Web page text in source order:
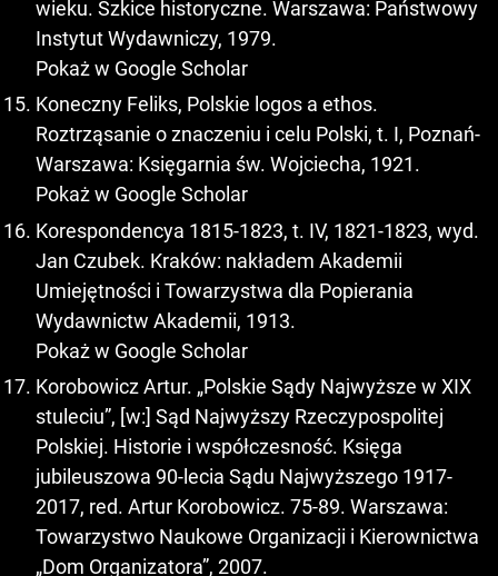
wieku. Szkice historyczne. Warszawa: Państwowy
Instytut Wydawniczy, 1979.
Pokaż w Google Scholar
Koneczny Feliks, Polskie logos a ethos.
Roztrząsanie o znaczeniu i celu Polski, t. I, Poznań-
Warszawa: Księgarnia św. Wojciecha, 1921.
Pokaż w Google Scholar
Korespondencya 1815-1823, t. IV, 1821-1823, wyd.
Jan Czubek. Kraków: nakładem Akademii
Umiejętności i Towarzystwa dla Popierania
Wydawnictw Akademii, 1913.
Pokaż w Google Scholar
Korobowicz Artur. „Polskie Sądy Najwyższe w XIX
stuleciu”, [w:] Sąd Najwyższy Rzeczypospolitej
Polskiej. Historie i współczesność. Księga
jubileuszowa 90-lecia Sądu Najwyższego 1917-
2017, red. Artur Korobowicz. 75-89. Warszawa:
Towarzystwo Naukowe Organizacji i Kierownictwa
„Dom Organizatora”, 2007.